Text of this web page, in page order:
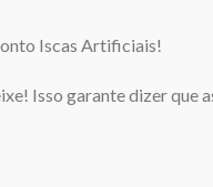
Iscas Artificiais!
Isso garante dizer que